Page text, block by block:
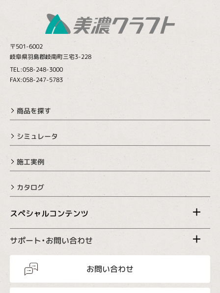
〒501-6002
岐阜県羽島郡岐南町三宅3-228
TEL:058-248-3000
FAX:058-247-5783
商品を探す
シミュレータ
施工実例
カタログ
スペシャルコンテンツ
サポート・お問い合わせ
お問い合わせ